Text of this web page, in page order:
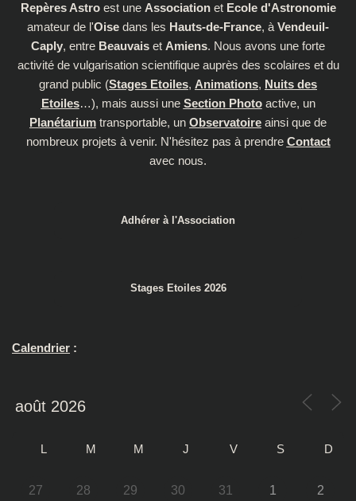
Repères Astroest une Associationet Ecole d'Astronomie
amateur de l'Oise dans les Hauts-de-France, à Vendeuil-
Caply, entre Beauvais et Amiens. Nous avons une forte
activité de vulgarisation scientifique auprès des scolaires et du
grand public (Stages Etoiles, Animations, Nuits des
Etoiles…), mais aussi une Section Photoactive, un
Planétarium transportable, un Observatoire ainsi que de
nombreux projets à venir. N'hésitez pas à prendre Contact
avec nous.
Adhérer à l'Association
Stages Etoiles 2026
Calendrier :
L M M J V S D
27 28 29 30 31 1 2